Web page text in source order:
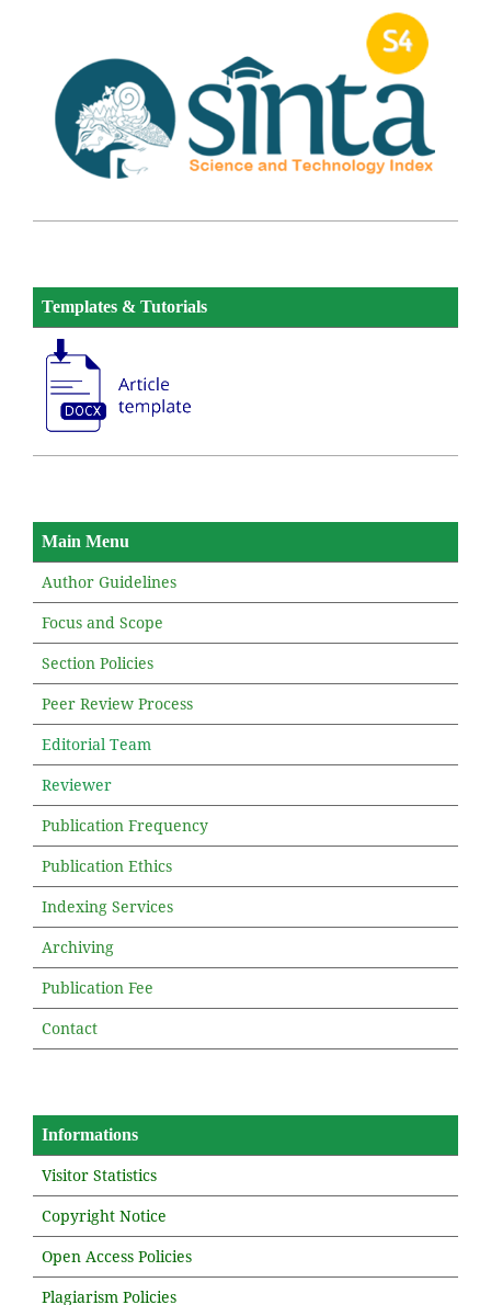
Templates & Tutorials
Main Menu
Author Guidelines
Focus and Scope
Section Policies
Peer Review Process
Editorial Team
Reviewer
Publication Frequency
Publication Ethics
Indexing Services
Archiving
Publication Fee
Contact
Informations
Visitor Statistics
Copyright Notice
Open Access Policies
Plagiarism Policies